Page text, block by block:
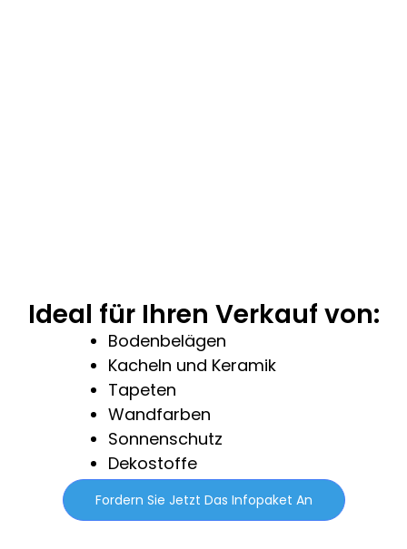
Ideal für Ihren Verkauf von:
Bodenbelägen
Kacheln und Keramik
Tapeten
Wandfarben
Sonnenschutz
Dekostoffe
Fordern Sie Jetzt Das Infopaket An